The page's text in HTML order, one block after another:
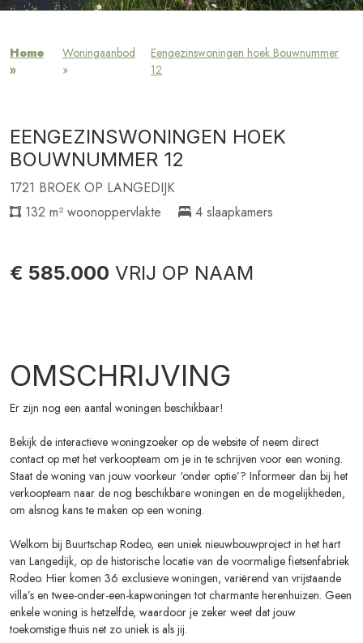
Home
»
Woningaanbod
»
Eengezinswoningen hoek Bouwnummer
12
EENGEZINSWONINGEN HOEK
BOUWNUMMER 12
1721 BROEK OP LANGEDIJK
132 m² woonoppervlakte
4 slaapkamers
€ 585.000 VRIJ OP NAAM
OMSCHRIJVING
Er zijn nog een aantal woningen beschikbaar!
Bekijk de interactieve woningzoeker op de website of neem direct
contact op met het verkoopteam om je in te schrijven voor een woning.
Staat de woning van jouw voorkeur ‘onder optie’? Informeer dan bij het
verkoopteam naar de nog beschikbare woningen en de mogelijkheden,
om alsnog kans te maken op een woning.
Welkom bij Buurtschap Rodeo, een uniek nieuwbouwproject in het hart
van Langedijk, op de historische locatie van de voormalige fietsenfabriek
Rodeo. Hier komen 36 exclusieve woningen, variërend van vrijstaande
villa’s en twee-onder-een-kapwoningen tot charmante herenhuizen. Geen
enkele woning is hetzelfde, waardoor je zeker weet dat jouw
toekomstige thuis net zo uniek is als jij.